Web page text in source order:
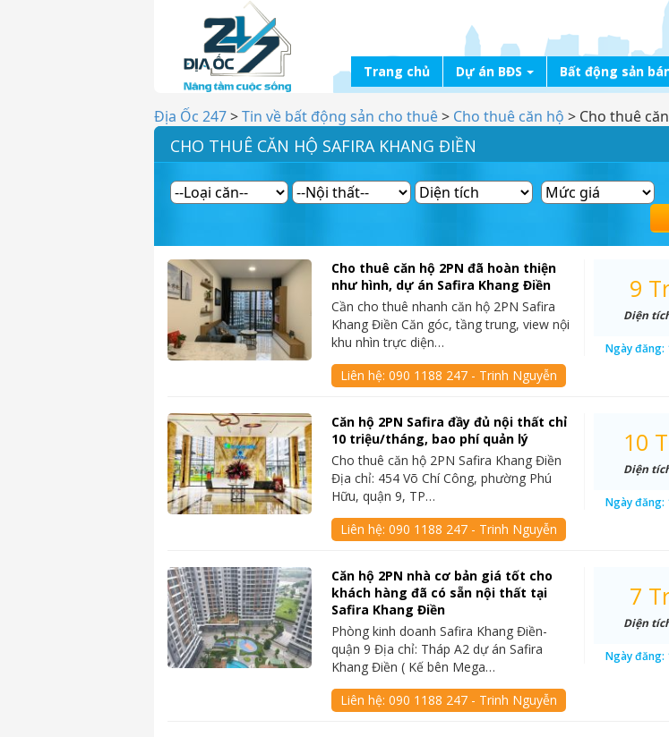
Trang chủ Dự án BĐS Bất động sản
Địa Ốc 247>Tin về bất động sản cho thuê> Cho thuê căn hộ > Cho thuê
CHO THUÊ CĂN HỘ SAFIRA KHANG ĐIỀN
Cho thuê căn hộ 2PN đã hoàn thiện
như hình, dự án Safira Khang Điền
Cần cho thuê nhanh căn hộ 2PN Safira
Khang Điền Căn góc, tầng trung, view nội
khu nhìn trực diện…
Liên hệ:090 1188 247 - Trinh Nguyễn
9
Diện
Ngày đăng:
Căn hộ 2PN Safira đầy đủ nội thất chỉ
10 triệu/tháng, bao phí quản lý
Cho thuê căn hộ 2PN Safira Khang Điền
Địa chỉ: 454 Võ Chí Công, phường Phú
Hữu, quận 9, TP…
Liên hệ:090 1188 247 - Trinh Nguyễn
10
Diện
Ngày đăng:
Căn hộ 2PN nhà cơ bản giá tốt cho
khách hàng đã có sẵn nội thất tại
Safira Khang Điền
Phòng kinh doanh Safira Khang Điền-
quận 9 Địa chỉ: Tháp A2 dự án Safira
Khang Điền ( Kế bên Mega…
Liên hệ:090 1188 247 - Trinh Nguyễn
7
Diện
Ngày đăng: